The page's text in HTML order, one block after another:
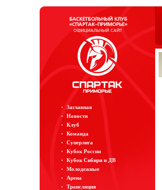
Заглавная
Новости
Клуб
Команда
Суперлига
Кубок России
Кубок Сибири и ДВ
Молодежные
Арена
Трансляция